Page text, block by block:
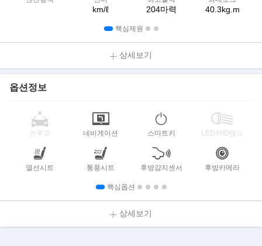
km/ℓ 204마력 40.3kg.m
핵심제원
상세보기
옵션정보
썬루프 네비게이션 스마트키 LED/HID램프
열선시트 통풍시트 후방감지센서 후방카메라
핵심옵션
상세보기